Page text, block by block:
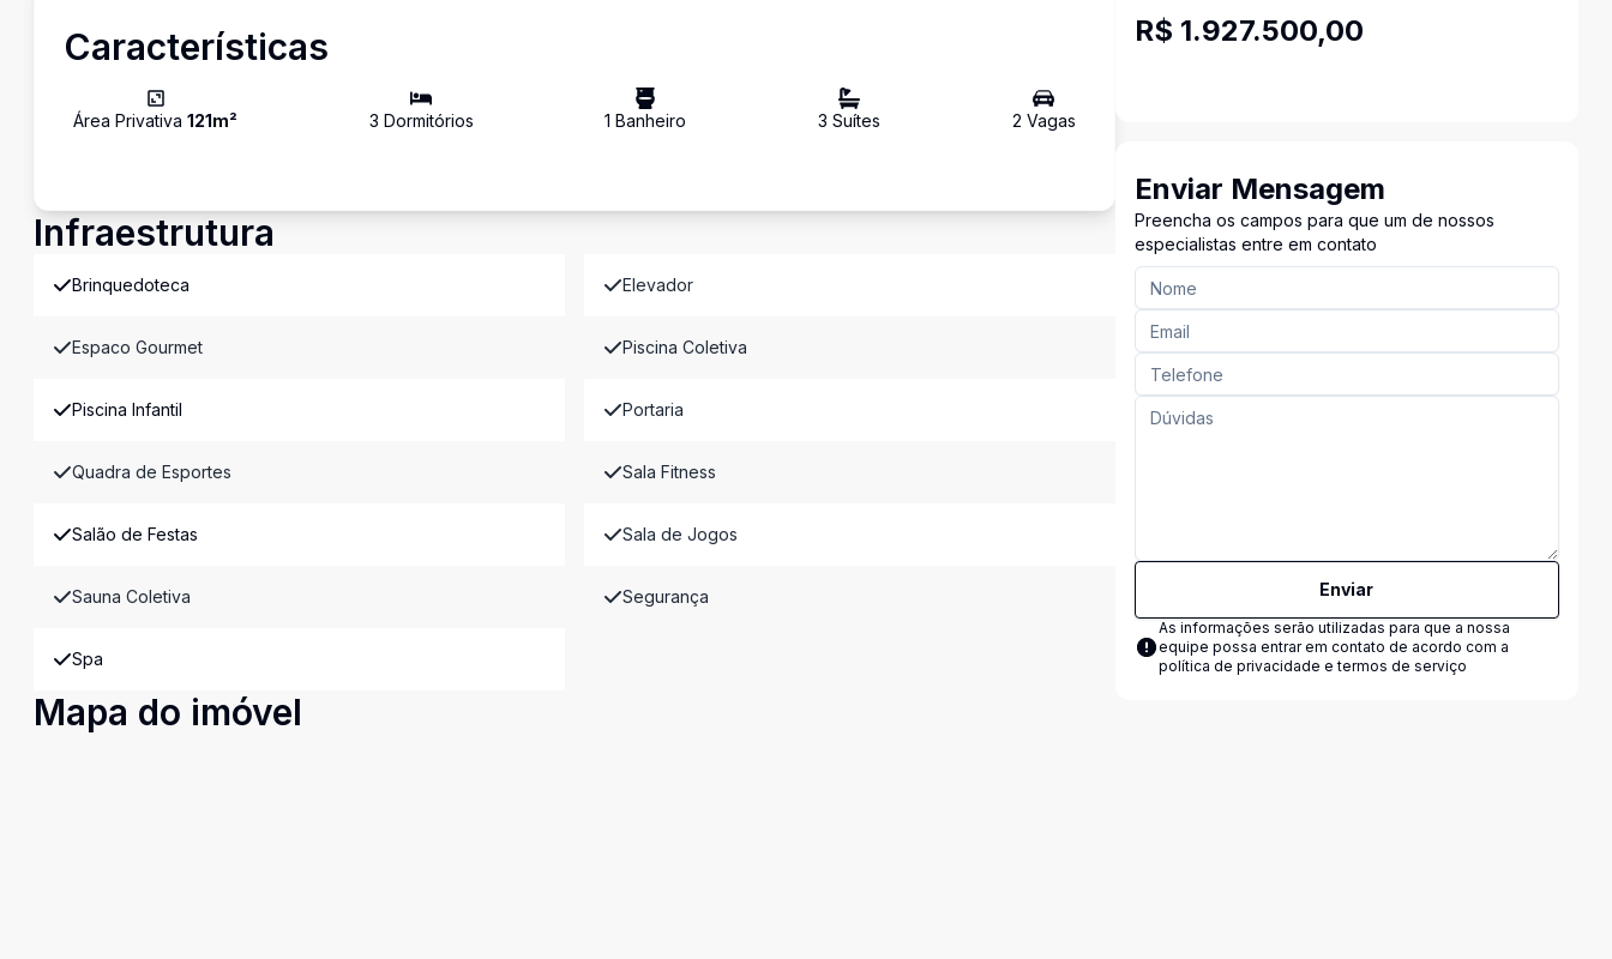
Características
Área Privativa 121m² 3 Dormitórios 1 Banheiro 3 Suítes 2 Vagas
Infraestrutura
Brinquedoteca Elevador
Espaco Gourmet Piscina Coletiva
Piscina Infantil Portaria
Quadra de Esportes Sala Fitness
Salão de Festas Sala de Jogos
Sauna Coletiva Segurança
Spa
Mapa do imóvel
R$ 1.927.500,00
Enviar Mensagem
Preencha os campos para que um de nossos
especialistas entre em contato
Enviar
As informações serão utilizadas para que a nossa
equipe possa entrar em contato de acordo com a
política de privacidade e termos de serviço